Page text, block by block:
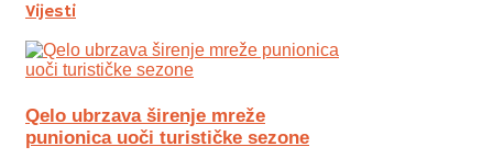
Vijesti
Qelo ubrzava širenje mreže
punionica uoči turističke sezone